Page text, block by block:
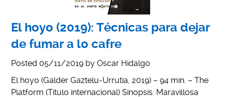
El hoyo (2019): Técnicas para dejar
de fumar a lo cafre
Posted 05/11/2019 byOscar Hidalgo
El hoyo (Galder Gaztelu-Urrutia, 2019) – 94 min. – The
Platform (Título internacional) Sinopsis: Maravillosa